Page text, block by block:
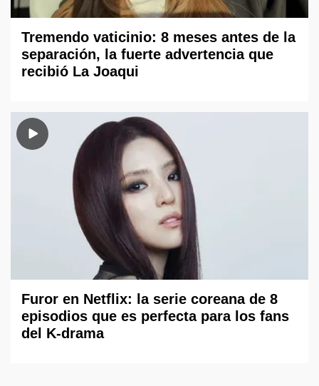
Tremendo vaticinio: 8 meses antes de la
separación, la fuerte advertencia que
recibió La Joaqui
Furor en Netflix: la serie coreana de 8
episodios que es perfecta para los fans
del K-drama